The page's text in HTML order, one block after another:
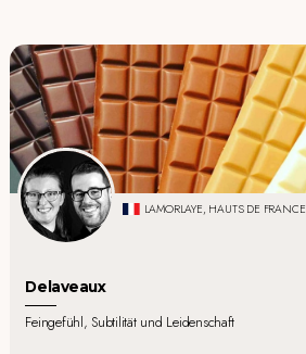
LAMORLAYE, HAUTS DE FRANCE
Delaveaux
Feingefühl, Subtilität und Leidenschaft